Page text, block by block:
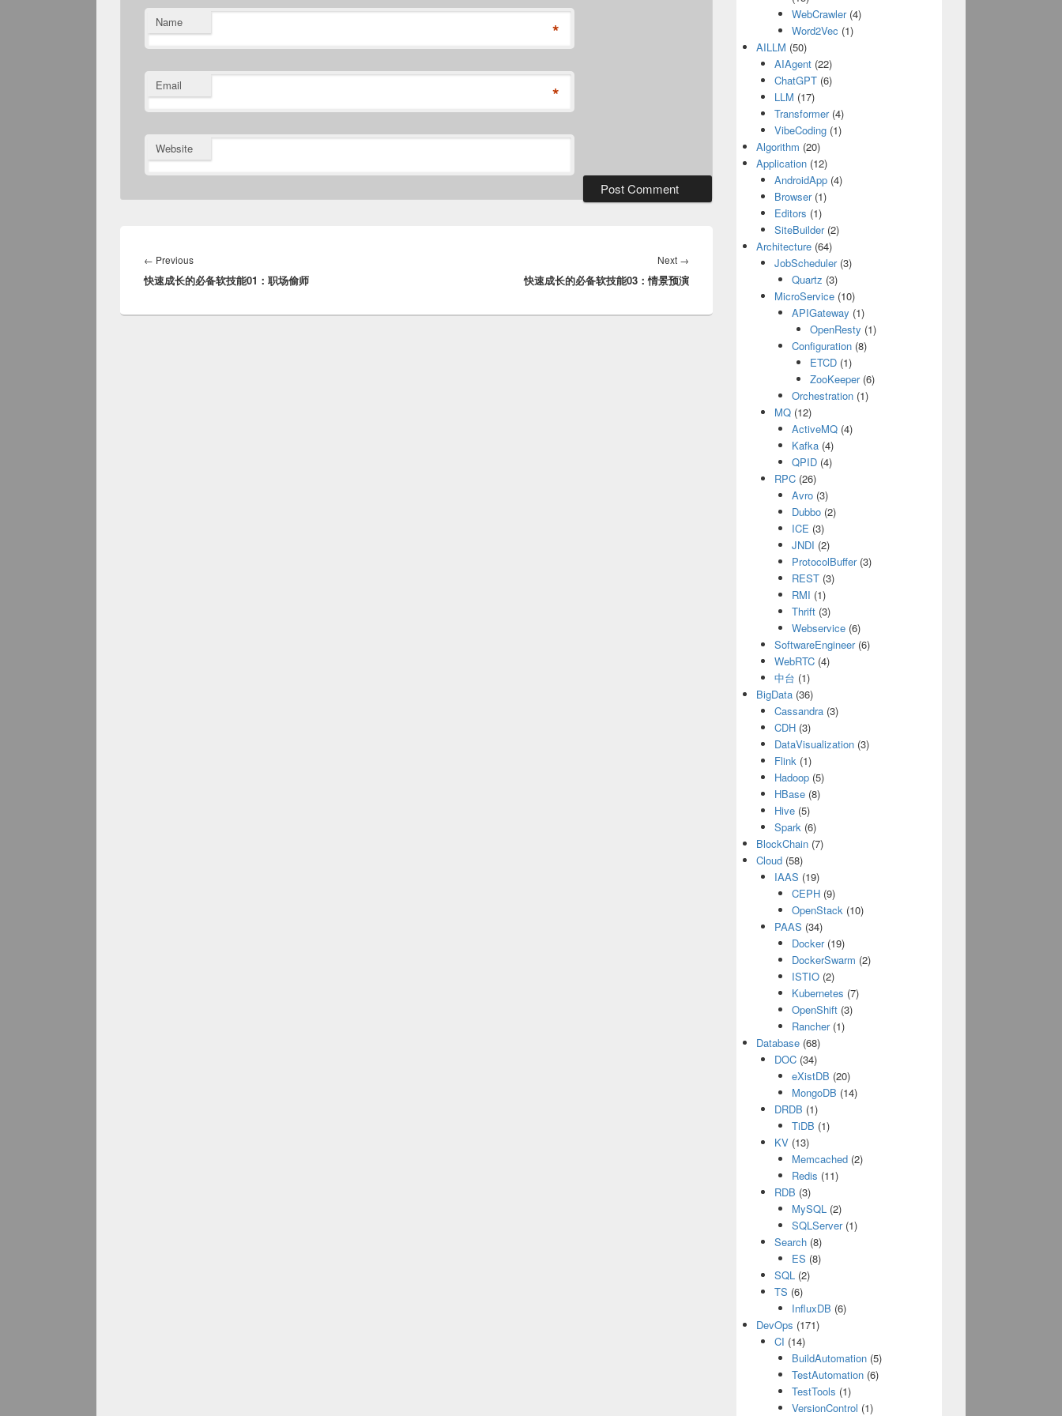
Name *
Email *
Website
navigation
← PreviousPrevious
post:
快速成长的必备软技能01：职场偷师
Next →
post:
快速成长的必备软技能03：情景预演
WebCrawler(4)
Word2Vec (1)
AILLM (50)
AIAgent(22)
ChatGPT(6)
LLM (17)
Transformer(4)
VibeCoding(1)
Algorithm (20)
Application (12)
AndroidApp(4)
Browser(1)
Editors (1)
SiteBuilder(2)
Architecture (64)
JobScheduler(3)
Quartz (3)
MicroService(10)
APIGateway (1)
OpenResty (1)
Configuration (8)
ETCD(1)
ZooKeeper(6)
Orchestration (1)
MQ(12)
ActiveMQ (4)
Kafka (4)
QPID (4)
RPC(26)
Avro (3)
Dubbo (2)
ICE (3)
JNDI (2)
ProtocolBuffer(3)
REST (3)
RMI (1)
Thrift (3)
Webservice (6)
SoftwareEngineer(6)
WebRTC(4)
中台 (1)
BigData (36)
Cassandra(3)
CDH(3)
DataVisualization(3)
Flink(1)
Hadoop(5)
HBase(8)
Hive(5)
Spark(6)
BlockChain (7)
Cloud (58)
IAAS (19)
CEPH (9)
OpenStack (10)
PAAS (34)
Docker(19)
DockerSwarm (2)
ISTIO (2)
Kubernetes (7)
OpenShift (3)
Rancher(1)
Database (68)
DOC(34)
eXistDB (20)
MongoDB (14)
DRDB (1)
TiDB (1)
KV(13)
Memcached (2)
Redis (11)
RDB (3)
MySQL (2)
SQLServer(1)
Search(8)
ES (8)
SQL(2)
TS (6)
InfluxDB (6)
DevOps (171)
CI (14)
BuildAutomation (5)
TestAutomation (6)
TestTools (1)
VersionControl (1)